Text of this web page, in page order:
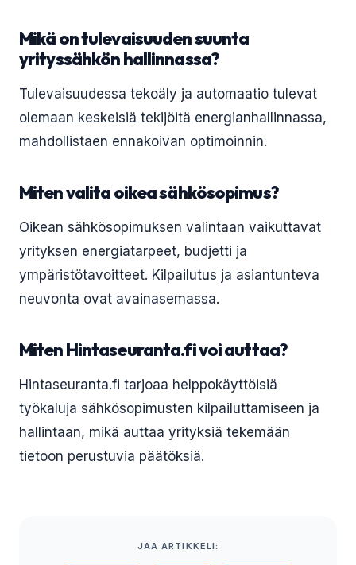
Mikä on tulevaisuuden suunta
yrityssähkön hallinnassa?
Tulevaisuudessa tekoäly ja automaatio tulevat
olemaan keskeisiä tekijöitä energianhallinnassa,
mahdollistaen ennakoivan optimoinnin.
Miten valita oikea sähkösopimus?
Oikean sähkösopimuksen valintaan vaikuttavat
yrityksen energiatarpeet, budjetti ja
ympäristötavoitteet. Kilpailutus ja asiantunteva
neuvonta ovat avainasemassa.
Miten Hintaseuranta.fi voi auttaa?
Hintaseuranta.fi tarjoaa helppokäyttöisiä
työkaluja sähkösopimusten kilpailuttamiseen ja
hallintaan, mikä auttaa yrityksiä tekemään
tietoon perustuvia päätöksiä.
JAA ARTIKKELI: